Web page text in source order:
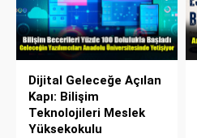
Dijital Geleceğe Açılan
Kapı: Bilişim
Teknolojileri Meslek
Yüksekokulu